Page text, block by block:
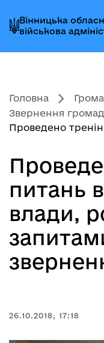
до
головного
меню
до
головного
вмісту
до
головного
колонтитула
Вінницька
військова
Головна
Звернення
Проведено
питань
влади,
26.10.2018, 17:18